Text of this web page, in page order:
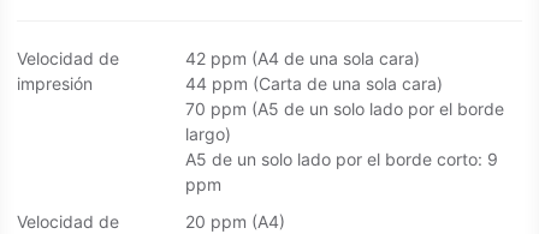
Velocidad de
impresión
42 ppm (A4 de una sola cara)
44 ppm (Carta de una sola cara)
70 ppm (A5 de un solo lado por el borde
largo)
A5 de un solo lado por el borde corto: 9
ppm
Velocidad de
20 ppm (A4)